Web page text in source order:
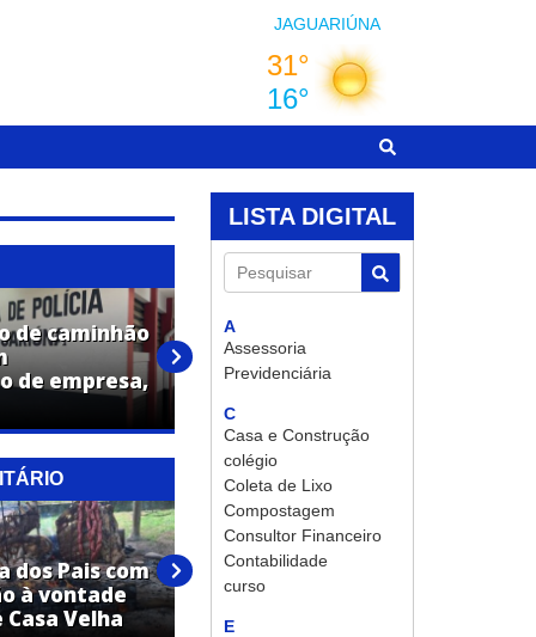
JAGUARIÚNA
LISTA DIGITAL
Pesquisar
A
Assessoria
Previdenciária
C
Casa e Construção
colégio
Coleta de Lixo
Compostagem
Consultor Financeiro
Contabilidade
curso
E
de caminhão
de empresa,
Adolescente é apreendido por
ato infracional análogo ao
tráfico de drogas em
Jaguariúna
dos Pais com
à vontade
Velha
Churrasco à vontade e música
boa: Casa Velha prepara
programação especial para
domingo